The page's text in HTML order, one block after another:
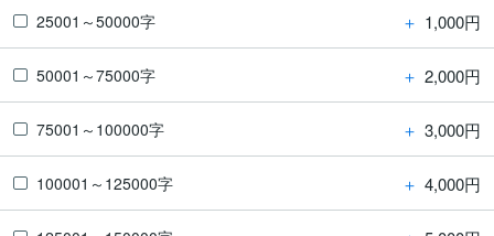
25001～50000字 ＋ 1,000円
50001～75000字 ＋ 2,000円
75001～100000字 ＋ 3,000円
100001～125000字 ＋ 4,000円